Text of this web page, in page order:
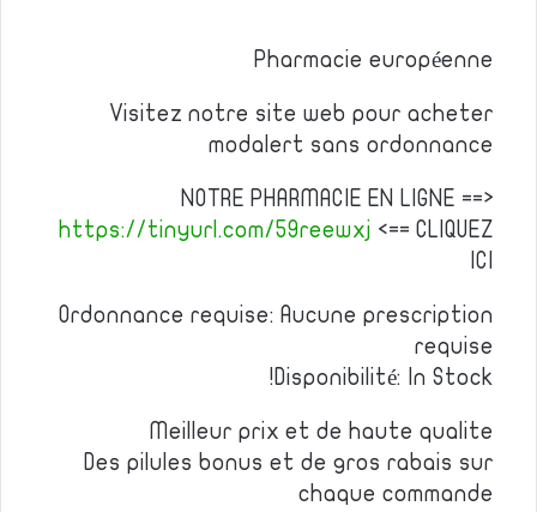
Pharmacie européenne
Visitez notre site web pour acheter
modalert sans ordonnance
NOTRE PHARMACIE EN LIGNE ==>
https://tinyurl.com/59reewxj <== CLIQUEZ
ICI
Ordonnance requise: Aucune prescription
requise
Disponibilité: In Stock!
Meilleur prix et de haute qualite
Des pilules bonus et de gros rabais sur
chaque commande